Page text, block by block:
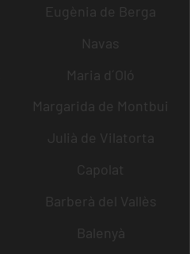
Eugènia de Berga
Navas
Maria d´Oló
Margarida de Montbui
Julià de Vilatorta
Capolat
Barberà del Vallès
Balenyà